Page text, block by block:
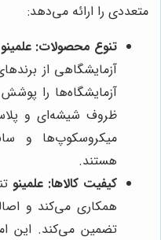
متعددی را ارائه می‌دهد:
تنوع محصولات: علمینو
آزمایشگاهی از
آزمایشگاه‌ها را
ظروف شیشه‌ای و
میکروسکوپ‌ها و
هستند.
کیفیت کالاها: علمینو
همکاری می‌کند و
تضمین می‌کند. این